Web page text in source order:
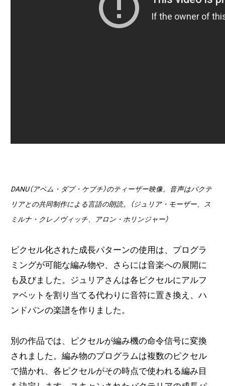
DANU（アベム・ダブ・ケブチ）のティーザー映像。音声はバクテ
リアとの共同制作による言語の朗読。
（ジュリア・モーザー、ス
ミルナ・クレノヴィッチ、アロン・ホリンジャー）
ピクセル化された成長パターンの使用は、プログラ
ミングが可能な編み物や、さらには音楽への展開に
も及びました。ジュリアさんは各ピクセルにアルフ
ァベットを割り当てる代わりに音符に置き換え、ハ
ンドパンの楽譜を作りました。
別の作品では、ピクセルが編み機の命令信号に変換
されました。編み物のプログラムは複数のピクセル
で描かれ、各ピクセルがその時点で使われる編み目